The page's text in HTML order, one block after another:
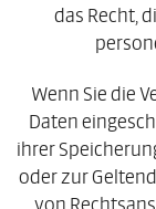
das Recht,
Wenn Sie die
Daten
ihrer
oder zur
von